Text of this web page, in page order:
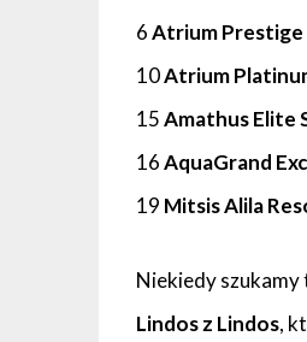
6Atrium Prestige
10Atrium
15Amathus Elite
16AquaGrand
19 Mitsis Alila
Niekiedy szukamy
Lindos z Lindos,